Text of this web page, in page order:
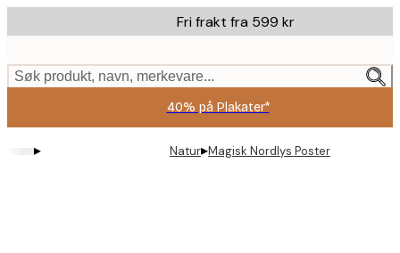
to
content.
Fri frakt fra 599 kr
Søk produkt, navn, merkevare...
40% på Plakater*
▸ Natur▸Magisk Nordlys Poster